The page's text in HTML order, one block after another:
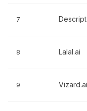
7 Descript
8 Lalal.ai
9 Vizard.ai